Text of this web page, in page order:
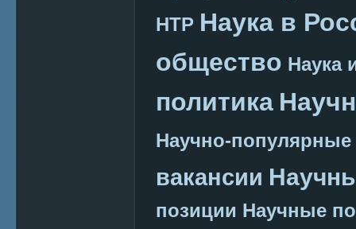
НТР Наука в
общество Наука
политика
Научно-
вакансии
позиции Научные